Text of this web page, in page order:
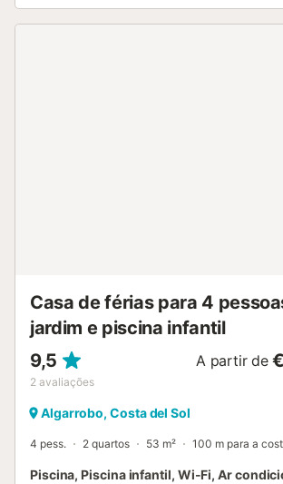
Casa de férias para 4
jardim e piscina infantil
9,5
2 avaliações
A partir de
Algarrobo, Costa del Sol
4 pess. 2 quartos 53 m² 100 m para a
Piscina, Piscina infantil, Wi-Fi, Ar